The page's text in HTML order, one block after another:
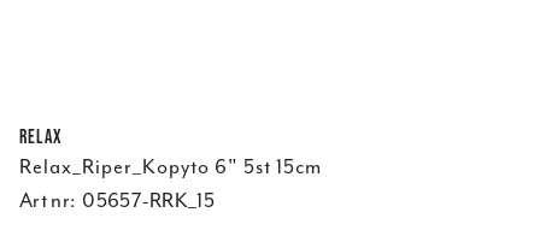
Relax
Relax_Riper_Kopyto 6" 5st 15cm
Art nr: 05657-RRK_15